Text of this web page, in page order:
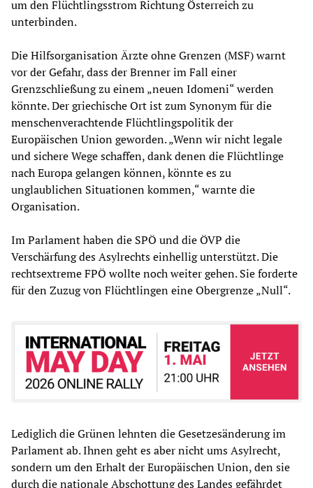
um den Flüchtlingsstrom Richtung Österreich zu
unterbinden.
Die Hilfsorganisation Ärzte ohne Grenzen (MSF) warnt
vor der Gefahr, dass der Brenner im Fall einer
Grenzschließung zu einem „neuen Idomeni“ werden
könnte. Der griechische Ort ist zum Synonym für die
menschenverachtende Flüchtlingspolitik der
Europäischen Union geworden. „Wenn wir nicht legale
und sichere Wege schaffen, dank denen die Flüchtlinge
nach Europa gelangen können, könnte es zu
unglaublichen Situationen kommen,“ warnte die
Organisation.
Im Parlament haben die SPÖ und die ÖVP die
Verschärfung des Asylrechts einhellig unterstützt. Die
rechtsextreme FPÖ wollte noch weiter gehen. Sie forderte
für den Zuzug von Flüchtlingen eine Obergrenze „Null“.
Lediglich die Grünen lehnten die Gesetzesänderung im
Parlament ab. Ihnen geht es aber nicht ums Asylrecht,
sondern um den Erhalt der Europäischen Union, den sie
durch die nationale Abschottung des Landes gefährdet